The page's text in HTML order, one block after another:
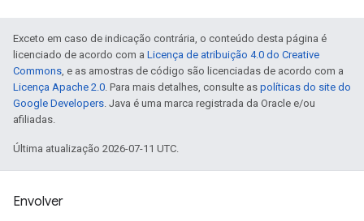
Exceto em caso de indicação contrária, o conteúdo desta página é
licenciado de acordo com a Licença de atribuição 4.0 do Creative
Commons, e as amostras de código são licenciadas de acordo com a
Licença Apache 2.0. Para mais detalhes, consulte as políticas do site do
Google Developers. Java é uma marca registrada da Oracle e/ou
afiliadas.
Última atualização 2026-07-11 UTC.
Envolver